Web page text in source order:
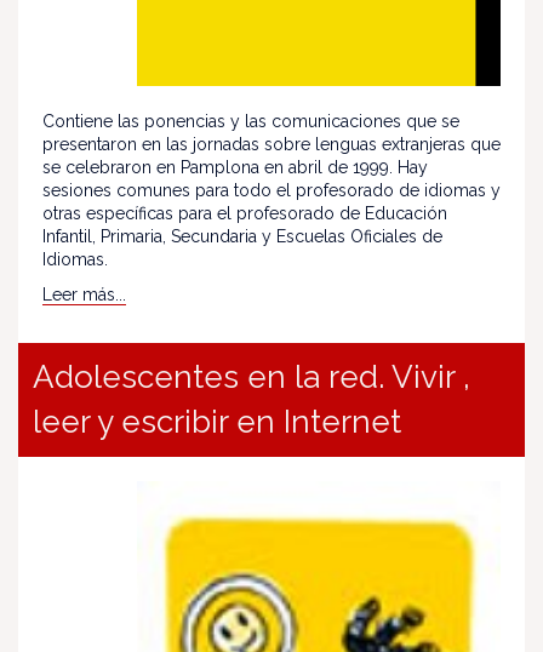
Contiene las ponencias y las comunicaciones que se
presentaron en las jornadas sobre lenguas extranjeras que
se celebraron en Pamplona en abril de 1999. Hay
sesiones comunes para todo el profesorado de idiomas y
otras específicas para el profesorado de Educación
Infantil, Primaria, Secundaria y Escuelas Oficiales de
Idiomas.
Leer más...
Adolescentes en la red. Vivir ,
leer y escribir en Internet